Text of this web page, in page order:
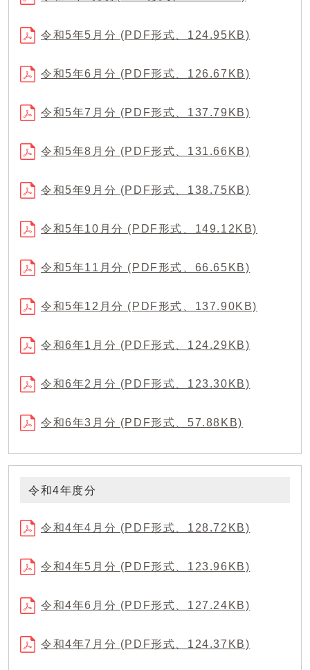
令和5年5月分 (PDF形式、124.95KB)
令和5年6月分 (PDF形式、126.67KB)
令和5年7月分 (PDF形式、137.79KB)
令和5年8月分 (PDF形式、131.66KB)
令和5年9月分 (PDF形式、138.75KB)
令和5年10月分 (PDF形式、149.12KB)
令和5年11月分 (PDF形式、66.65KB)
令和5年12月分 (PDF形式、137.90KB)
令和6年1月分 (PDF形式、124.29KB)
令和6年2月分 (PDF形式、123.30KB)
令和6年3月分 (PDF形式、57.88KB)
令和4年度分
令和4年4月分 (PDF形式、128.72KB)
令和4年5月分 (PDF形式、123.96KB)
令和4年6月分 (PDF形式、127.24KB)
令和4年7月分 (PDF形式、124.37KB)